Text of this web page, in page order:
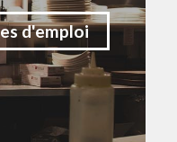
d'emploi